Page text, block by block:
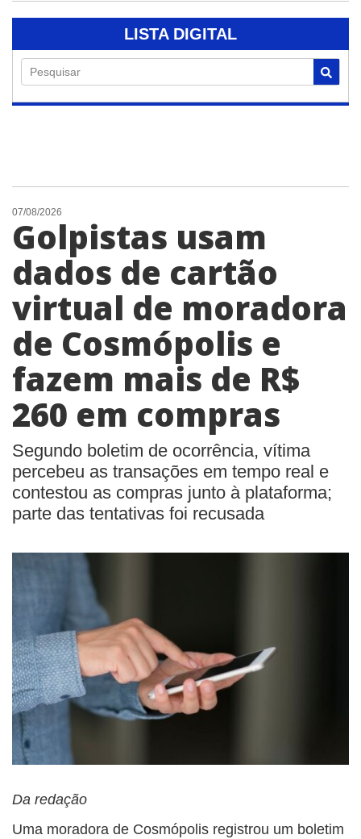
LISTA DIGITAL
Pesquisar
07/08/2026
Golpistas usam
dados de cartão
virtual de moradora
de Cosmópolis e
fazem mais de R$
260 em compras
Segundo boletim de ocorrência, vítima
percebeu as transações em tempo real e
contestou as compras junto à plataforma;
parte das tentativas foi recusada
Da redação
Uma moradora de Cosmópolis registrou um boletim